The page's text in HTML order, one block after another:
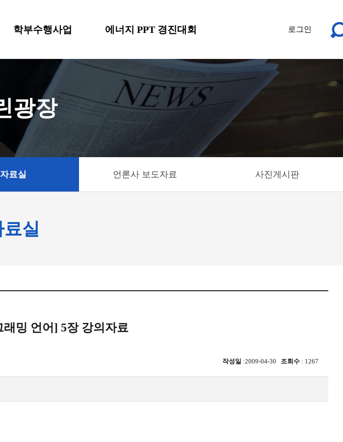
학부수행사업 에너지 PPT 경진대회 로그인
광장
자료실 언론사 보도자료 사진게시판
료실
밍 언어] 5장 강의자료
작성일 :2009-04-30 조회수 : 1267